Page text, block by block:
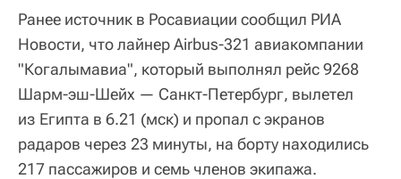
Ранее источник в Росавиации сообщил РИА
Новости, что лайнер Airbus-321 авиакомпании
"Когалымавиа", который выполнял рейс 9268
Шарм-эш-Шейх — Санкт-Петербург, вылетел
из Египта в 6.21 (мск) и пропал с экранов
радаров через 23 минуты, на борту находились
217 пассажиров и семь членов экипажа.